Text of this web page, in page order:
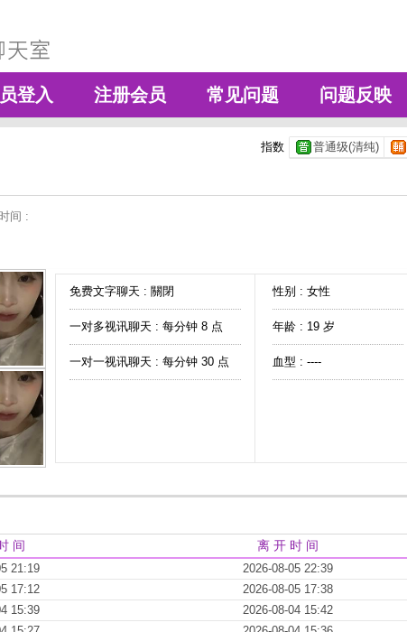
登入 注册会员 常见问题 问题反映
指数 普通级(清纯)
间 :
免费文字聊天 : 關閉
一对多视讯聊天 : 每分钟 8 点
一对一视讯聊天 : 每分钟 30 点
性别 : 女性
年龄 : 19 岁
血型 : ----
间 离 开 时 间
21:19 2026-08-05 22:39
17:12 2026-08-05 17:38
15:39 2026-08-04 15:42